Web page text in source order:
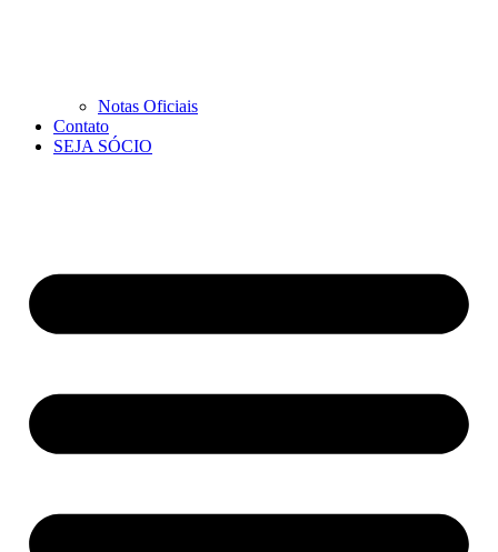
Notas Oficiais
Contato
SEJA SÓCIO